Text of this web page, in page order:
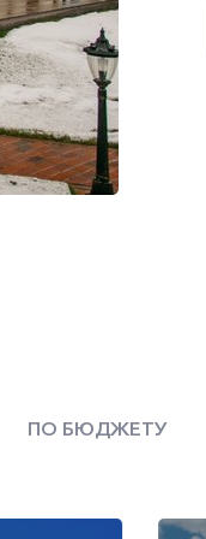
ПО БЮДЖЕТУ